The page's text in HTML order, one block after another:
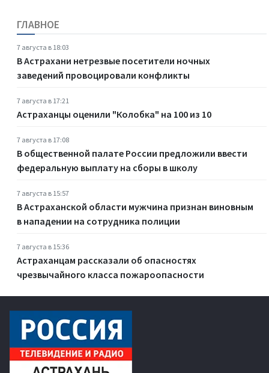
ГЛАВНОЕ
7 августа в 18:03
В Астрахани нетрезвые посетители ночных
заведений провоцировали конфликты
7 августа в 17:21
Астраханцы оценили "Колобка" на 100 из 10
7 августа в 17:08
В общественной палате России предложили ввести
федеральную выплату на сборы в школу
7 августа в 15:57
В Астраханской области мужчина признан виновным
в нападении на сотрудника полиции
7 августа в 15:36
Астраханцам рассказали об опасностях
чрезвычайного класса пожароопасности